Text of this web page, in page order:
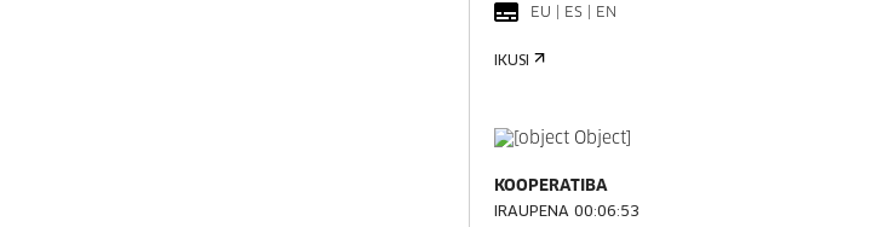
EU | ES | EN
IKUSI
KOOPERATIBA
IRAUPENA 00:06:53